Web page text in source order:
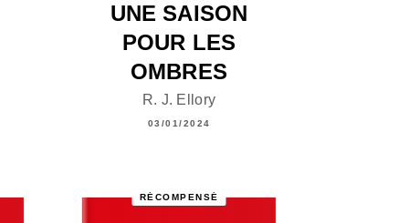
UNE SAISON
POUR LES
OMBRES
R. J. Ellory
03/01/2024
RÉCOMPENSÉ